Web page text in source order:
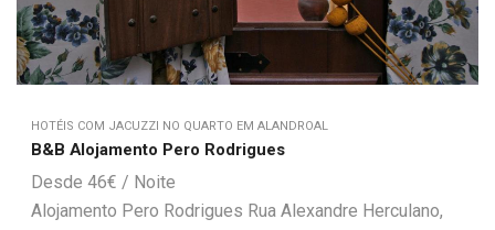
HOTÉIS COM JACUZZI NO QUARTO EM ALANDROAL
B&B Alojamento Pero Rodrigues
46€
Alojamento Pero Rodrigues Rua Alexandre Herculano,